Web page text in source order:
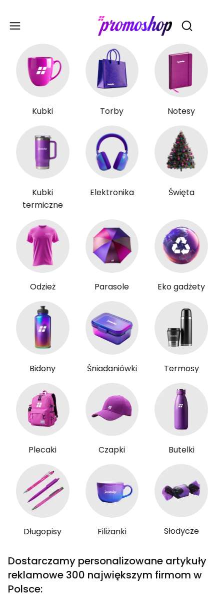
Otwórz
Kubki Torby Notesy
Kubki
termiczne
Elektronika Święta
Odzież Parasole Eko gadżety
Bidony Śniadaniówki Termosy
Plecaki Czapki Butelki
Długopisy Filiżanki Słodycze
Dostarczamy personalizowane artykuły
reklamowe 300 największym firmom w
Polsce: